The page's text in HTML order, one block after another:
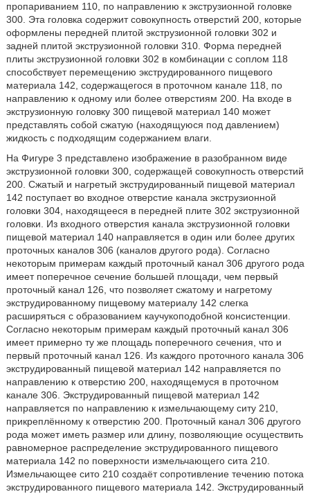
пропариванием 110, по направлению к экструзионной головке
300. Эта головка содержит совокупность отверстий 200, которые
оформлены передней плитой экструзионной головки 302 и
задней плитой экструзионной головки 310. Форма передней
плиты экструзионной головки 302 в комбинации с соплом 118
способствует перемещению экструдированного пищевого
материала 142, содержащегося в проточном канале 118, по
направлению к одному или более отверстиям 200. На входе в
экструзионную головку 300 пищевой материал 140 может
представлять собой сжатую (находящуюся под давлением)
жидкость с подходящим содержанием влаги.
На Фигуре 3 представлено изображение в разобранном виде
экструзионной головки 300, содержащей совокупность отверстий
200. Сжатый и нагретый экструдированный пищевой материал
142 поступает во входное отверстие канала экструзионной
головки 304, находящееся в передней плите 302 экструзионной
головки. Из входного отверстия канала экструзионной головки
пищевой материал 140 направляется в один или более других
проточных каналов 306 (каналов другого рода). Согласно
некоторым примерам каждый проточный канал 306 другого рода
имеет поперечное сечение большей площади, чем первый
проточный канал 126, что позволяет сжатому и нагретому
экструдированному пищевому материалу 142 слегка
расширяться с образованием каучукоподобной консистенции.
Согласно некоторым примерам каждый проточный канал 306
имеет примерно ту же площадь поперечного сечения, что и
первый проточный канал 126. Из каждого проточного канала 306
экструдированный пищевой материал 142 направляется по
направлению к отверстию 200, находящемуся в проточном
канале 306. Экструдированный пищевой материал 142
направляется по направлению к измельчающему ситу 210,
прикреплённому к отверстию 200. Проточный канал 306 другого
рода может иметь размер или длину, позволяющие осуществить
равномерное распределение экструдированного пищевого
материала 142 по поверхности измельчающего сита 210.
Измельчающее сито 210 создаёт сопротивление течению потока
экструдированного пищевого материала 142. Экструдированный